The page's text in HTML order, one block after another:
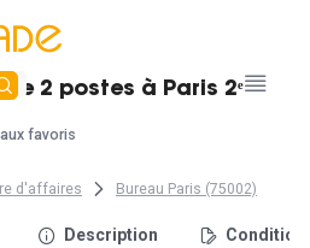
2 postes à Paris 2ᵉ
favoris
d'affaires Bureau Paris (75002)
Description